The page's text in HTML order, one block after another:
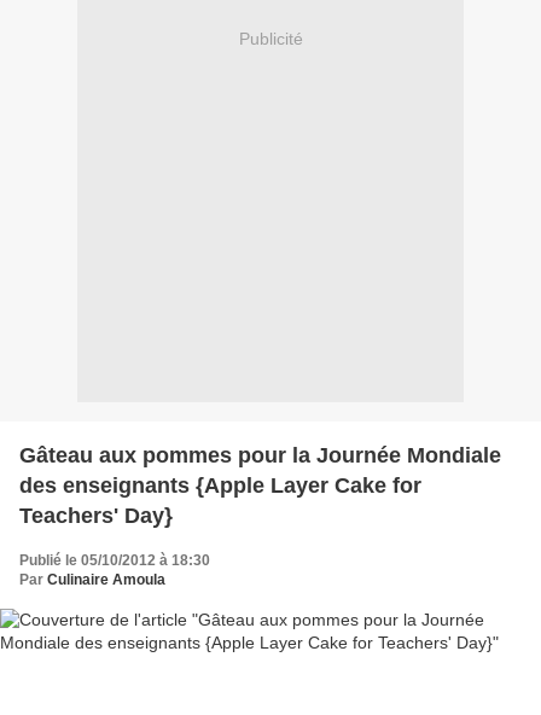
Publicité
Gâteau aux pommes pour la Journée Mondiale
des enseignants {Apple Layer Cake for
Teachers' Day}
Publié le 05/10/2012 à 18:30
Par Culinaire Amoula